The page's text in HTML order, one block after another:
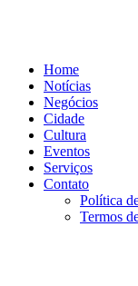
Home
Notícias
Negócios
Cidade
Cultura
Eventos
Serviços
Contato
Política
Termos